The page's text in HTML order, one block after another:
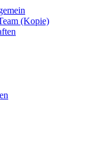
(Kopie)